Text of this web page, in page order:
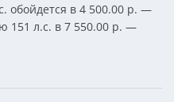
обойдется в 4 500.00 р. —
151 л.с. в 7 550.00 р. —